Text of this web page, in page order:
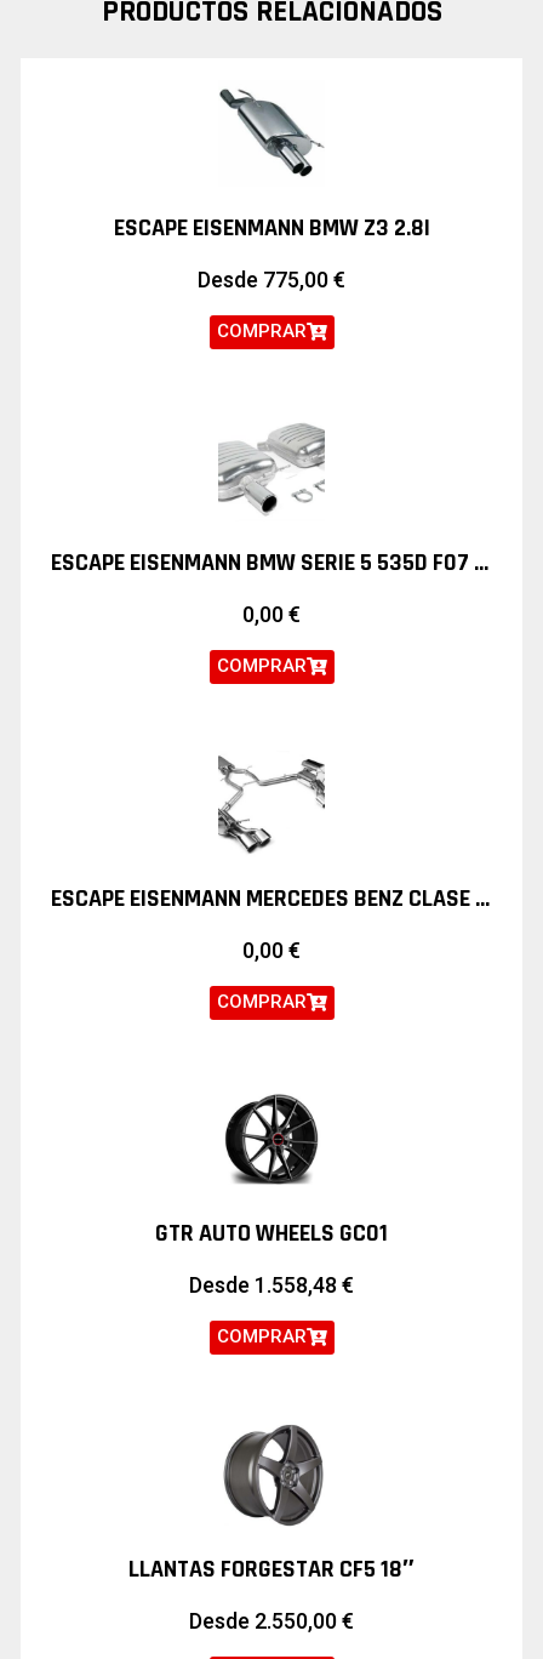
PRODUCTOS RELACIONADOS
ESCAPE EISENMANN BMW Z3 2.8I
Desde 775,00€
COMPRAR
ESCAPE EISENMANN BMW SERIE 5 535D F07 F10
0,00€
COMPRAR
ESCAPE EISENMANN MERCEDES BENZ CLASE C W204 C350
0,00€
COMPRAR
GTR AUTO WHEELS GC01
Desde 1.558,48 €
COMPRAR
LLANTAS FORGESTAR CF5 18″
Desde 2.550,00€